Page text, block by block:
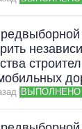
ВЫПОЛНЕНО